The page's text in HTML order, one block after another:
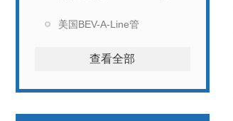
美国BEV-A-Line管
查看全部